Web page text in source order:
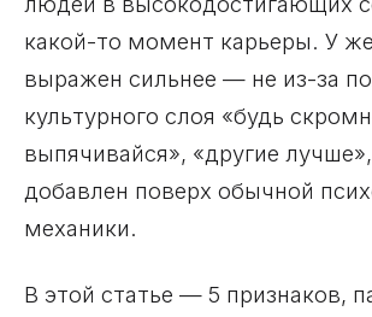
какой-то момент карьеры. У
выражен сильнее — не из-за
культурного слоя «будь
выпячивайся», «другие
добавлен поверх обычной
механики.
В этой статье — 5 признаков,